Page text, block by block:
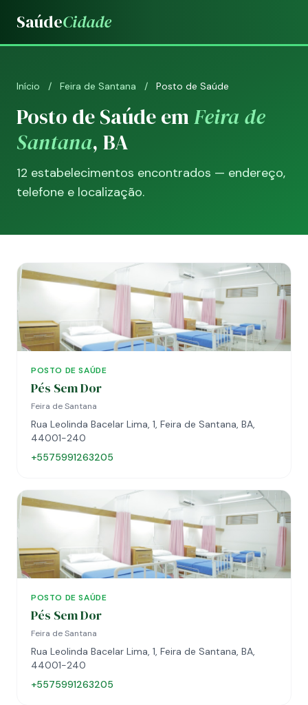
SaúdeCidade
Início / Feira de Santana / Posto de Saúde
Posto de Saúde emFeira de
Santana, BA
12 estabelecimentos encontrados — endereço,
telefone e localização.
POSTO DE SAÚDE
Pés Sem Dor
Feira de Santana
Rua Leolinda Bacelar Lima, 1, Feira de Santana, BA,
44001-240
+5575991263205
POSTO DE SAÚDE
Pés Sem Dor
Feira de Santana
Rua Leolinda Bacelar Lima, 1, Feira de Santana, BA,
44001-240
+5575991263205